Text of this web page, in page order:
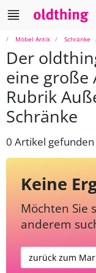
Möbel Antik Schränke
Der
eine große
Rubrik
Schränke
0 Artikel gefunden
Keine
Möchten Sie
anderem
zurück zum